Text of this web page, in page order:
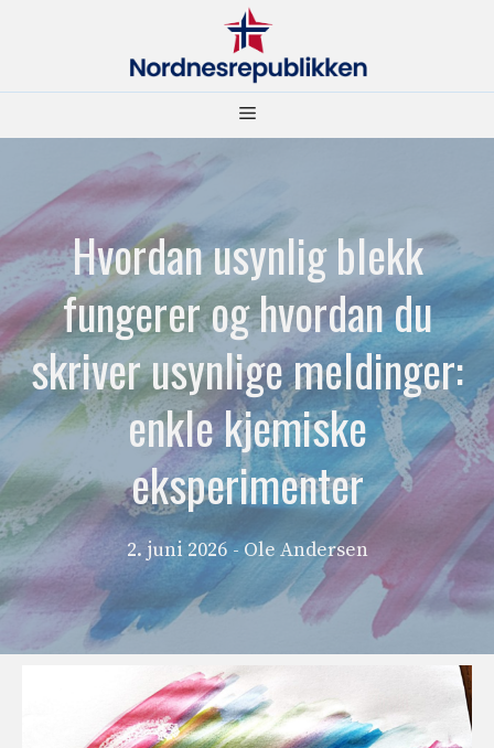
Meny
Hvordan usynlig blekk
fungerer og hvordan du
skriver usynlige meldinger:
enkle kjemiske
eksperimenter
2. juni 2026 - Ole Andersen